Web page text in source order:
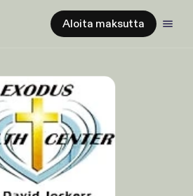
Aloita maksutta